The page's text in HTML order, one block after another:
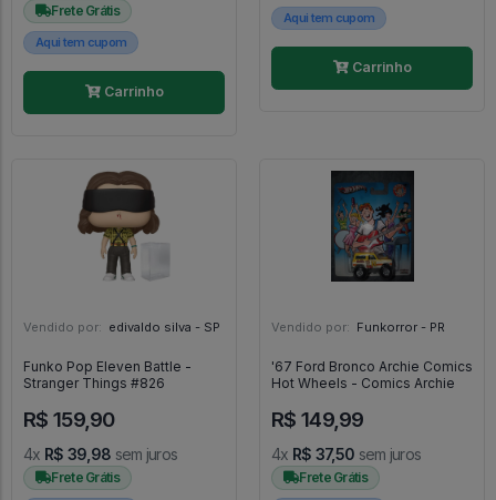
Frete Grátis
Aqui tem cupom
Carrinho
Aqui tem cupom
Carrinho
Vendido por: edivaldo silva - SP
Funko Pop Eleven Battle -
Stranger Things #826
R$ 159,90
4x R$ 39,98 sem juros
Frete Grátis
Vendido por: Funkorror - PR
'67 Ford Bronco Archie Comics
Hot Wheels - Comics Archie
R$ 149,99
4x R$ 37,50 sem juros
Frete Grátis